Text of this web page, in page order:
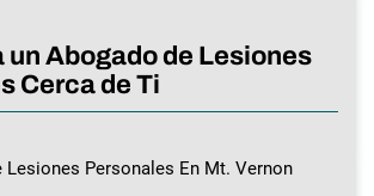
un Abogado de Lesiones
Cerca de Ti
Lesiones Personales En Mt. Vernon